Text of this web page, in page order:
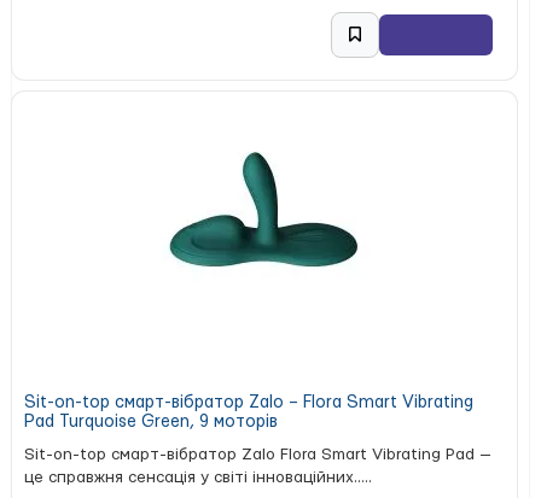
Sit-on-top смарт-вібратор Zalo – Flora Smart Vibrating
Pad Turquoise Green, 9 моторів
Sit-on-top смарт-вібратор Zalo Flora Smart Vibrating Pad —
це справжня сенсація у світі інноваційних.....